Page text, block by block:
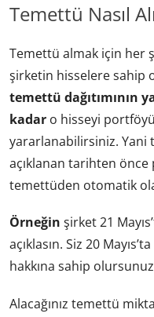
Temettü Nasıl
Temettü almak için her
şirketin hisselere sahip
temettü dağıtımının
kadar o hisseyi
yararlanabilirsiniz. Yani
açıklanan tarihten
temettüden otomatik
Örneğin şirket 21
açıklasın. Siz 20
hakkına sahip
Alacağınız temettü